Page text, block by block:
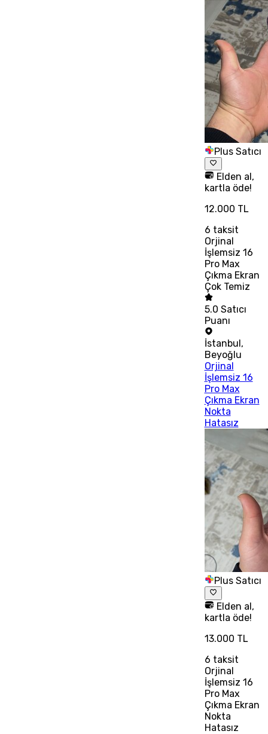
Plus Satıcı
Elden al,
kartla öde!
12.000 TL
6 taksit
Orjinal
İşlemsiz 16
Pro Max
Çıkma Ekran
Çok Temiz
5.0 Satıcı
Puanı
İstanbul ,
Beyoğlu
Orjinal
İşlemsiz 16
Pro Max
Çıkma Ekran
Nokta
Hatasız
Plus Satıcı
Elden al,
kartla öde!
13.000 TL
6 taksit
Orjinal
İşlemsiz 16
Pro Max
Çıkma Ekran
Nokta
Hatasız